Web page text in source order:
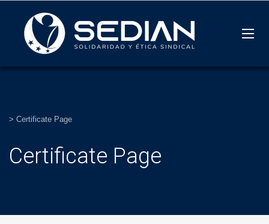
> Certificate Page
Certificate Page